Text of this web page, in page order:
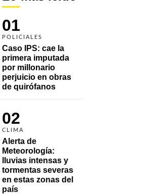
01
POLICIALES
Caso IPS: cae la
primera imputada
por millonario
perjuicio en obras
de quirófanos
02
CLIMA
Alerta de
Meteorología:
lluvias intensas y
tormentas severas
en estas zonas del
país